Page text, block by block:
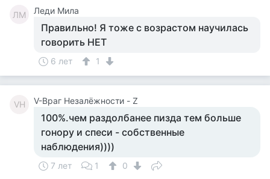
ЛМ Леди Мила
Правильно! Я тоже с возрастом научилась
говорить НЕТ
6 лет 1
VН V-Враг Незалёжности - Z
100%.чем раздолбанее пизда тем больше
гонору и спеси - собственные
наблюдения))))
7 лет 1 0